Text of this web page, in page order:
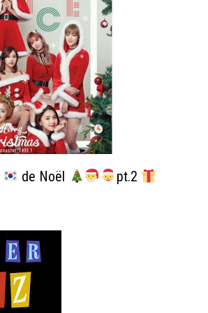
de Noël pt.2